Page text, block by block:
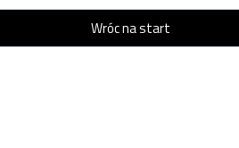
Wróc na start